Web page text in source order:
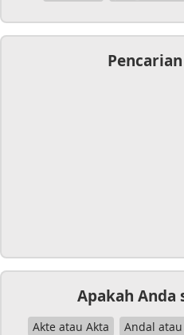
Apakah Anda
Akte atau Akta Andal